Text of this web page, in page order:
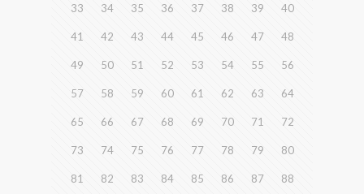
33 34 35 36 37 38 39 40
41 42 43 44 45 46 47 48
49 50 51 52 53 54 55 56
57 58 59 60 61 62 63 64
65 66 67 68 69 70 71 72
73 74 75 76 77 78 79 80
81 82 83 84 85 86 87 88